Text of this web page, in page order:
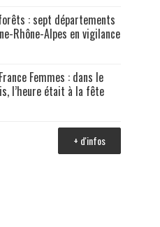
: sept départements
Rhône-Alpes en vigilance
Femmes : dans le
l’heure était à la fête
+ d'infos